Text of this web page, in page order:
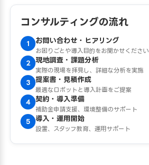
コンサルティングの流れ
1 お問い合わせ・ヒアリング
お困りごとや導入目的をお聞かせください
2 現地調査・課題分析
実際の現場を拝見し、詳細な分析を実施
3 提案書・見積作成
最適なロボットと導入計画をご提案
4 契約・導入準備
補助金申請支援、環境整備のサポート
5 導入・運用開始
設置、スタッフ教育、運用サポート